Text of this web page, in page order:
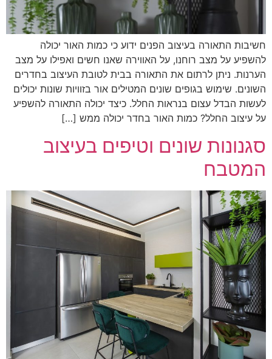
חשיבות התאורה בעיצוב הפנים ידוע כי כמות האור יכולה
להשפיע על מצב רוחנו, על האווירה שאנו חשים ואפילו על מצב
הערנות. ניתן לרתום את התאורה בבית לטובת העיצוב בחדרים
השונים. שימוש בגופים שונים המטילים אור בזוויות שונות יכולים
לעשות הבדל עצום בנראות החלל. כיצד יכולה התאורה להשפיע
על עיצוב החלל? כמות האור בחדר יכולה ממש […]
סגנונות שונים וטיפים בעיצוב
המטבח